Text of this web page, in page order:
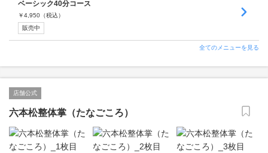
ベーシック40分コース
￥4,950 （税込）
販売中
全てのメニューを見る
店舗公式
六本松整体掌（たなごころ）